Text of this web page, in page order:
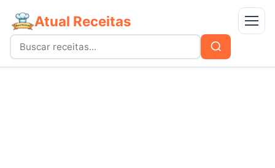
Atual Receitas Menu
Buscar
por:
Buscar